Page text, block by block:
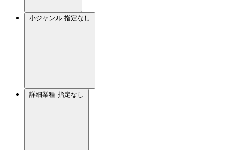
小ジャンル 指定なし
詳細業種 指定なし